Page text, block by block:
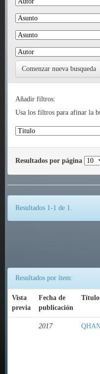
Comenzar nueva busqueda
Añadir filtros:
Usa los filtros para afinar la
Resultados por página
Resultados 1-1 de 1.
Resultados por ítem:
Vista
previa
Fecha de
publicación
Título
2017